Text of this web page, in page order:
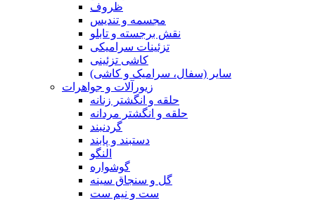
ظروف
مجسمه و تندیس
نقش برجسته و تابلو
تزئینات سرامیکی
کاشی تزئینی
سایر (سفال، سرامیک و کاشی)
زیورآلات و جواهرات
حلقه و انگشتر زنانه
حلقه و انگشتر مردانه
گردنبند
دستبند و پابند
النگو
گوشواره
گل و سنجاق سینه
ست و نیم ست